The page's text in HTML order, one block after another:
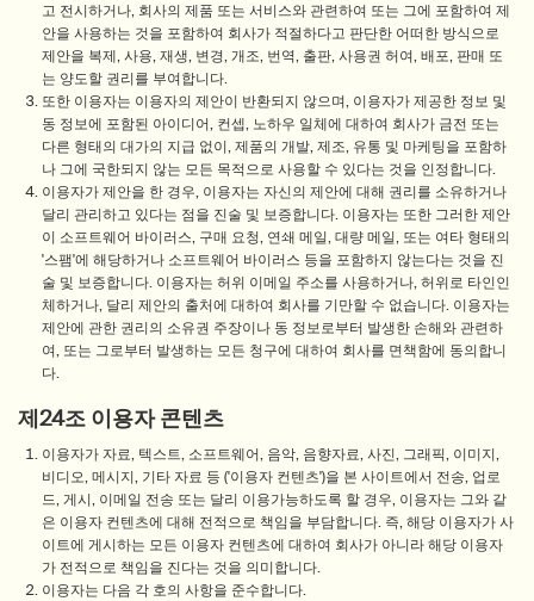
고 전시하거나, 회사의 제품 또는 서비스와 관련하여 또는 그에 포함하여 제
안을 사용하는 것을 포함하여 회사가 적절하다고 판단한 어떠한 방식으로
제안을 복제, 사용, 재생, 변경, 개조, 번역, 출판, 사용권 허여, 배포, 판매 또
는 양도할 권리를 부여합니다.
또한 이용자는 이용자의 제안이 반환되지 않으며, 이용자가 제공한 정보 및
동 정보에 포함된 아이디어, 컨셉, 노하우 일체에 대하여 회사가 금전 또는
다른 형태의 대가의 지급 없이, 제품의 개발, 제조, 유통 및 마케팅을 포함하
나 그에 국한되지 않는 모든 목적으로 사용할 수 있다는 것을 인정합니다.
이용자가 제안을 한 경우, 이용자는 자신의 제안에 대해 권리를 소유하거나
달리 관리하고 있다는 점을 진술 및 보증합니다. 이용자는 또한 그러한 제안
이 소프트웨어 바이러스, 구매 요청, 연쇄 메일, 대량 메일, 또는 여타 형태의
'스팸'에 해당하거나 소프트웨어 바이러스 등을 포함하지 않는다는 것을 진
술 및 보증합니다. 이용자는 허위 이메일 주소를 사용하거나, 허위로 타인인
체하거나, 달리 제안의 출처에 대하여 회사를 기만할 수 없습니다. 이용자는
제안에 관한 권리의 소유권 주장이나 동 정보로부터 발생한 손해와 관련하
여, 또는 그로부터 발생하는 모든 청구에 대하여 회사를 면책함에 동의합니
다.
제24조 이용자 콘텐츠
이용자가 자료, 텍스트, 소프트웨어, 음악, 음향자료, 사진, 그래픽, 이미지,
비디오, 메시지, 기타 자료 등 ('이용자 컨텐츠')을 본 사이트에서 전송, 업로
드, 게시, 이메일 전송 또는 달리 이용가능하도록 할 경우, 이용자는 그와 같
은 이용자 컨텐츠에 대해 전적으로 책임을 부담합니다. 즉, 해당 이용자가 사
이트에 게시하는 모든 이용자 컨텐츠에 대하여 회사가 아니라 해당 이용자
가 전적으로 책임을 진다는 것을 의미합니다.
이용자는 다음 각 호의 사항을 준수합니다.